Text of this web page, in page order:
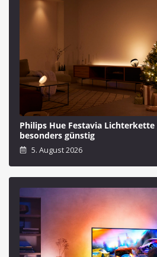
Philips Hue Festavia
besonders günstig
5. August 2026